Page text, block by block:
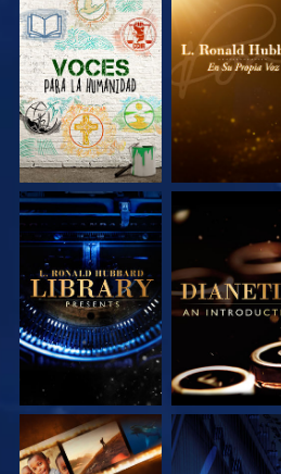
EXPLORA LAS
SERIES
EXPLORA LAS
SERIES
EXPLORA LAS
SERIES
EXPLORA LAS
SERIES